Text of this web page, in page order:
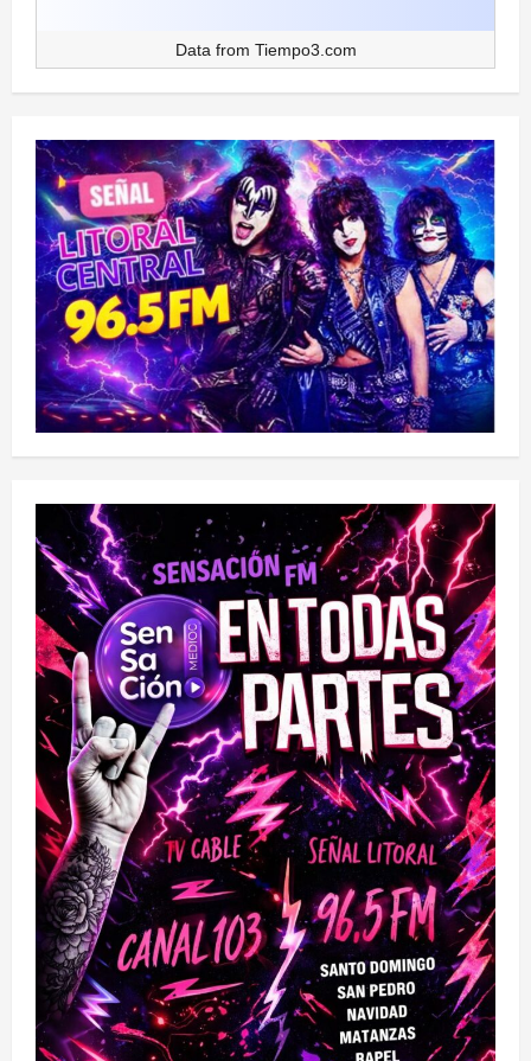
Data from Tiempo3.com